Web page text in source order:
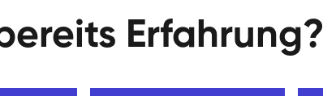
Erfahrung?